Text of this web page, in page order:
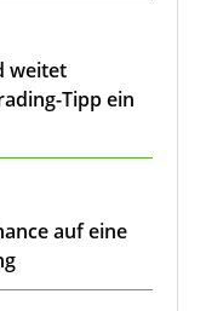
weitet
Tipp ein
auf eine